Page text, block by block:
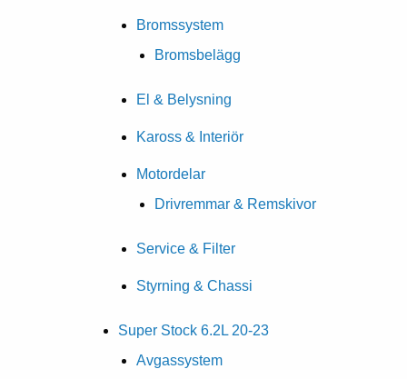
Bromssystem
Bromsbelägg
El & Belysning
Kaross & Interiör
Motordelar
Drivremmar & Remskivor
Service & Filter
Styrning & Chassi
Super Stock 6.2L 20-23
Avgassystem